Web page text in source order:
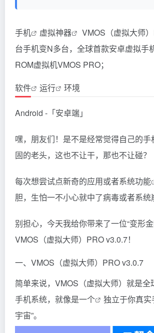
手机 虚拟神器 VMOS（虚拟大师）
台手机变N多台，全球首款安卓虚拟手
ROM虚拟机VMOS PRO；
软件
运行 环境
Android -「安卓端」
嘿，朋友们！是不是经常觉得自己的
固的老头，这也不让干，那也不让碰？
每次想尝试点新奇的应用或者系统功能
胆，生怕一不小心就中了病毒或者系统
别担心，今天我给你带来了一位“变形
VMOS（虚拟大师）PRO v3.0.7！
一、VMOS（虚拟大师）PRO v3.0.7
简单来说，VMOS（虚拟大师）就是全
手机系统，就像是一个
独立于你真实
宇宙”。